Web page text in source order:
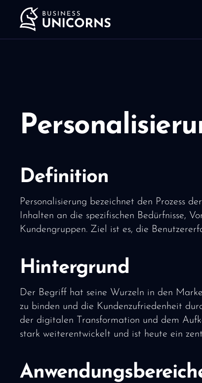
Definition
Personalisierung bezeichnet den Prozess
Inhalten an die spezifischen Bedürfnisse,
Kundengruppen. Ziel ist es, die
Hintergrund
Der Begriff hat seine Wurzeln in den
zu binden und die Kundenzufriedenheit
der digitalen Transformation und dem
stark weiterentwickelt und ist heute ein